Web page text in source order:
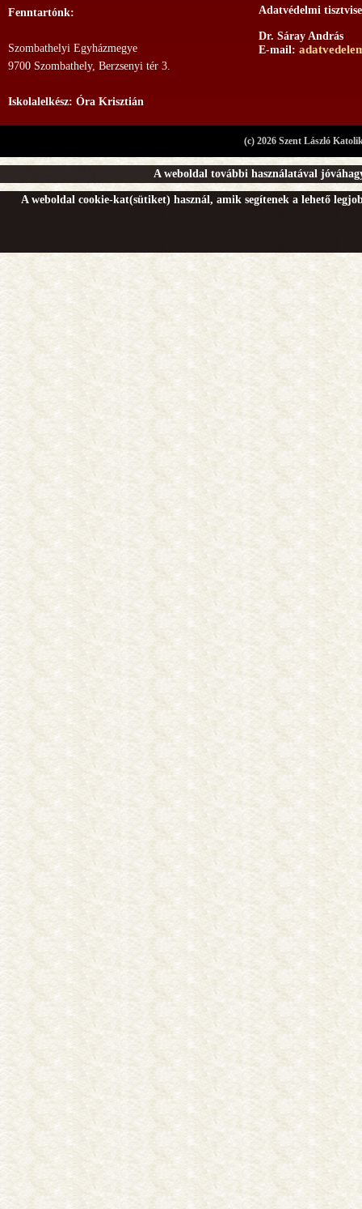
Fenntartónk:
Szombathelyi Egyházmegye
9700 Szombathely, Berzsenyi tér 3.
Iskolalelkész: Óra Krisztián
Adatvédelmi
Dr. Sáray András
E-mail:
(c) 2026 Szent László
A weboldal további használatával
A weboldal cookie-kat(sütiket) használ, amik segítenek a lehető